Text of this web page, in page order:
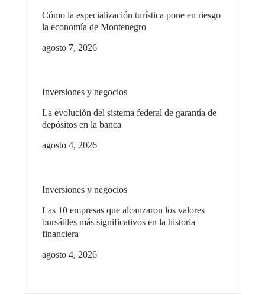
Cómo la especialización turística pone en riesgo
la economía de Montenegro
agosto 7, 2026
Inversiones y negocios
La evolución del sistema federal de garantía de
depósitos en la banca
agosto 4, 2026
Inversiones y negocios
Las 10 empresas que alcanzaron los valores
bursátiles más significativos en la historia
financiera
agosto 4, 2026